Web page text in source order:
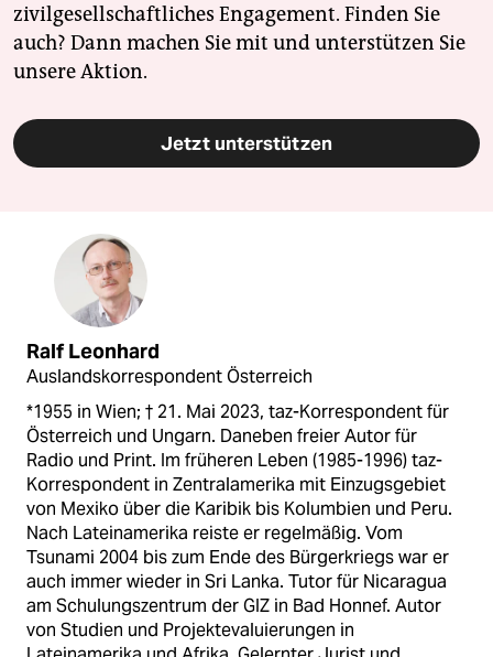
zivilgesellschaftliches Engagement. Finden Sie
auch? Dann machen Sie mit und unterstützen Sie
unsere Aktion.
Jetzt unterstützen
Ralf Leonhard
Auslandskorrespondent Österreich
*1955 in Wien; † 21. Mai 2023, taz-Korrespondent für
Österreich und Ungarn. Daneben freier Autor für
Radio und Print. Im früheren Leben (1985-1996) taz-
Korrespondent in Zentralamerika mit Einzugsgebiet
von Mexiko über die Karibik bis Kolumbien und Peru.
Nach Lateinamerika reiste er regelmäßig. Vom
Tsunami 2004 bis zum Ende des Bürgerkriegs war er
auch immer wieder in Sri Lanka. Tutor für Nicaragua
am Schulungszentrum der GIZ in Bad Honnef. Autor
von Studien und Projektevaluierungen in